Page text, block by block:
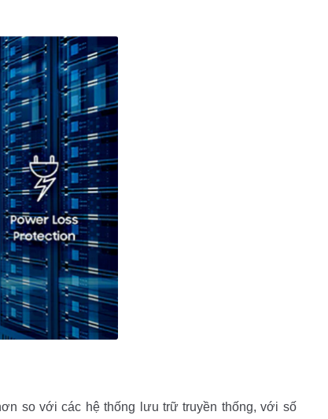
so với các hệ thống lưu trữ truyền thống, với số